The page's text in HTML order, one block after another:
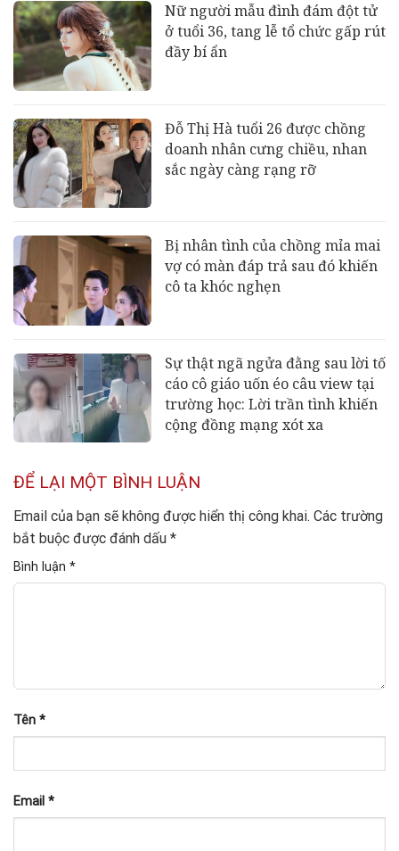
Nữ người mẫu đình đám đột tử
ở tuổi 36, tang lễ tổ chức gấp rút
đầy bí ẩn
Đỗ Thị Hà tuổi 26 được chồng
doanh nhân cưng chiều, nhan
sắc ngày càng rạng rỡ
Bị nhân tình của chồng mỉa mai
vợ có màn đáp trả sau đó khiến
cô ta khóc nghẹn
Sự thật ngã ngửa đằng sau lời tố
cáo cô giáo uốn éo câu view tại
trường học: Lời trần tình khiến
cộng đồng mạng xót xa
ĐỂ LẠI MỘT BÌNH LUẬN
Email của bạn sẽ không được hiển thị công khai. Các trường
bắt buộc được đánh dấu *
Bình luận *
Tên *
Email *